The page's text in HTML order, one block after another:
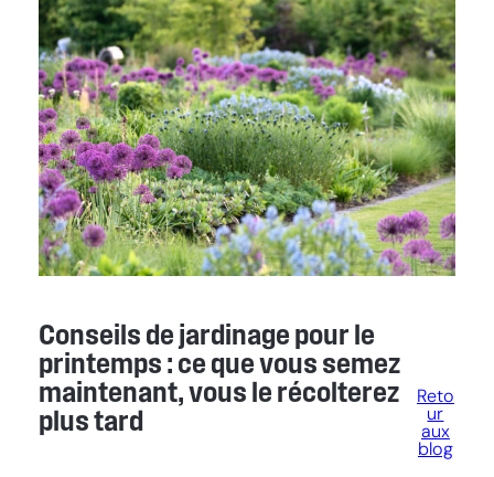
Conseils de jardinage pour le
printemps : ce que vous semez
maintenant, vous le récolterez
plus tard
Reto
ur
aux
blog